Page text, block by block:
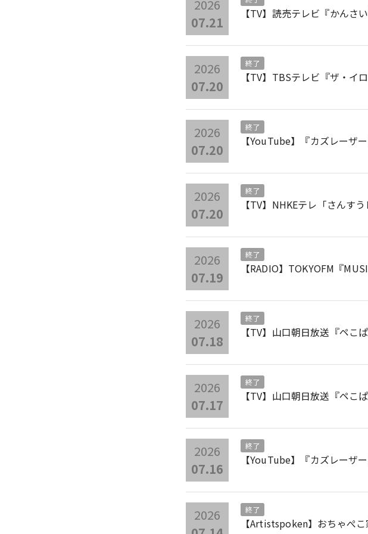
2026
07.21
【TV】読売テレビ『かんさ
2026
07.20
終了
【TV】TBSテレビ『ザ・イ
2026
07.20
終了
【YouTube】『カズレーザ
2026
07.20
終了
【TV】NHKEテレ「さんす
2026
07.19
終了
【RADIO】TOKYOFM『
2026
07.18
終了
【TV】山口朝日放送『ペこ
2026
07.17
終了
【TV】山口朝日放送『ペこ
2026
07.16
終了
【YouTube】『カズレーザ
2026
終了
【Artistspoken】おちゃぺこ